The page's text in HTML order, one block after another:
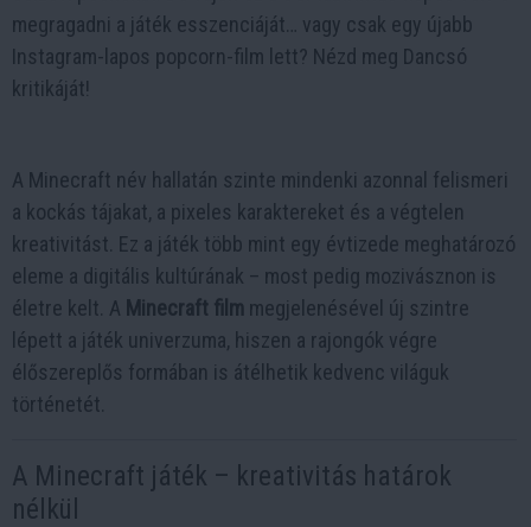
megragadni a játék esszenciáját… vagy csak egy újabb
Instagram-lapos popcorn-film lett? Nézd meg Dancsó
kritikáját!
A Minecraft név hallatán szinte mindenki azonnal felismeri
a kockás tájakat, a pixeles karaktereket és a végtelen
kreativitást. Ez a játék több mint egy évtizede meghatározó
eleme a digitális kultúrának – most pedig mozivásznon is
életre kelt. A Minecraft film megjelenésével új szintre
lépett a játék univerzuma, hiszen a rajongók végre
élőszereplős formában is átélhetik kedvenc világuk
történetét.
A Minecraft játék – kreativitás határok
nélkül